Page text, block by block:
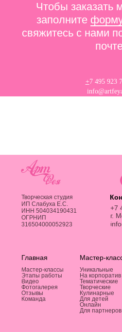
Чтобы заказать
заполните
свяжитесь с нами
+7 495 923
Мастер-
Главная
Творческая студия
ИП Слабуха Е.C.
ИНН 504034190431
ОГРНИП
316504000052923
+7
г.
Мастер-классы
Этапы работы
Видео
Фотогалерея
Отзывы
Команда
Уникальные
На корпоратив
Тематические
Творческие
Кулинарные
Для детей
Онлайн
Для партнеров